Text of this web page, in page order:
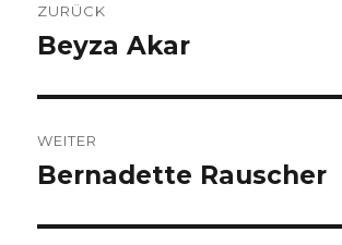
ZURÜCK
Vorheriger
Beyza Akar
WEITER
Nächster
Bernadette Rauscher